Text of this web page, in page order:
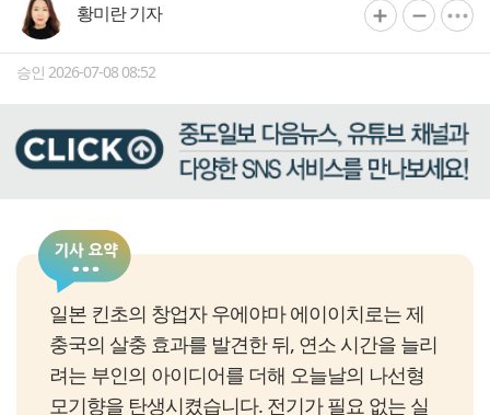
황미란 기자
승인 2026-07-08 08:52
일본 킨초의 창업자 우에야마 에이이치로는 제
충국의 살충 효과를 발견한 뒤, 연소 시간을 늘리
려는 부인의 아이디어를 더해 오늘날의 나선형
모기향을 탄생시켰습니다. 전기가 필요 없는 실